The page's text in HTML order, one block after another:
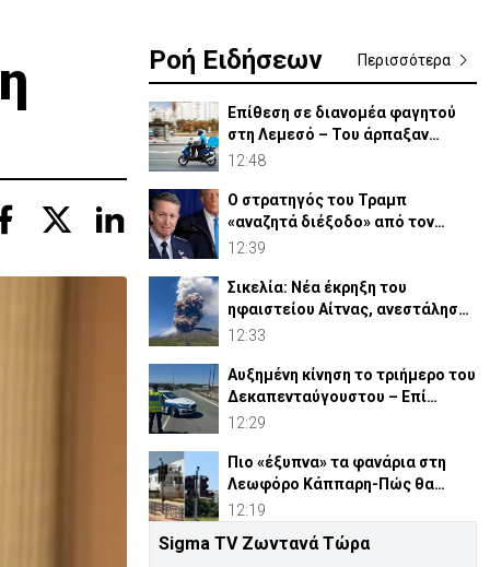
Ροή Ειδήσεων Περισσότερα
Επίθεση σε διανομέα φαγητού
στη Λεμεσό – Του άρπαξαν
ακόμη και την παραγγελία
12:48
Ο στρατηγός του Τραμπ
«αναζητά διέξοδο» από τον
πόλεμο με το Ιράν
12:39
Σικελία: Νέα έκρηξη του
ηφαιστείου Αίτνας, ανεστάλησαν
αφίξεις στο αεροδρόμιο
12:33
Αυξημένη κίνηση το τριήμερο του
Δεκαπενταύγουστου – Επί
ποδός η Αστυνομία
12:29
Πιο «έξυπνα» τα φανάρια στη
Λεωφόρο Κάππαρη-Πώς θα
λειτουργούν
12:19
Οδηγοί προσοχή! Κλειστός
Sigma TV Ζωντανά Τώρα